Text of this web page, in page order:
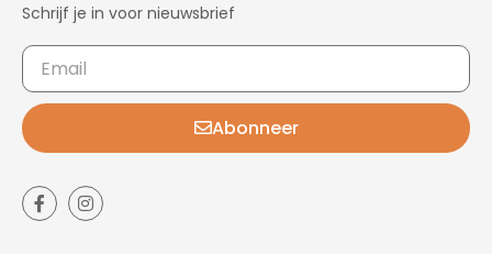
Schrijf je in voor nieuwsbrief
Abonneer